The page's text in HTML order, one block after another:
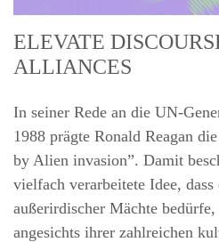
ELEVATE
ALLIANCES
In seiner Rede an die UN-
1988 prägte Ronald Reagan
by Alien invasion”. Damit
vielfach verarbeitete Idee,
außerirdischer Mächte
angesichts ihrer zahlreichen